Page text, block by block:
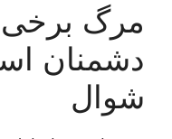
مرگ برخی
دشمنان
شوال